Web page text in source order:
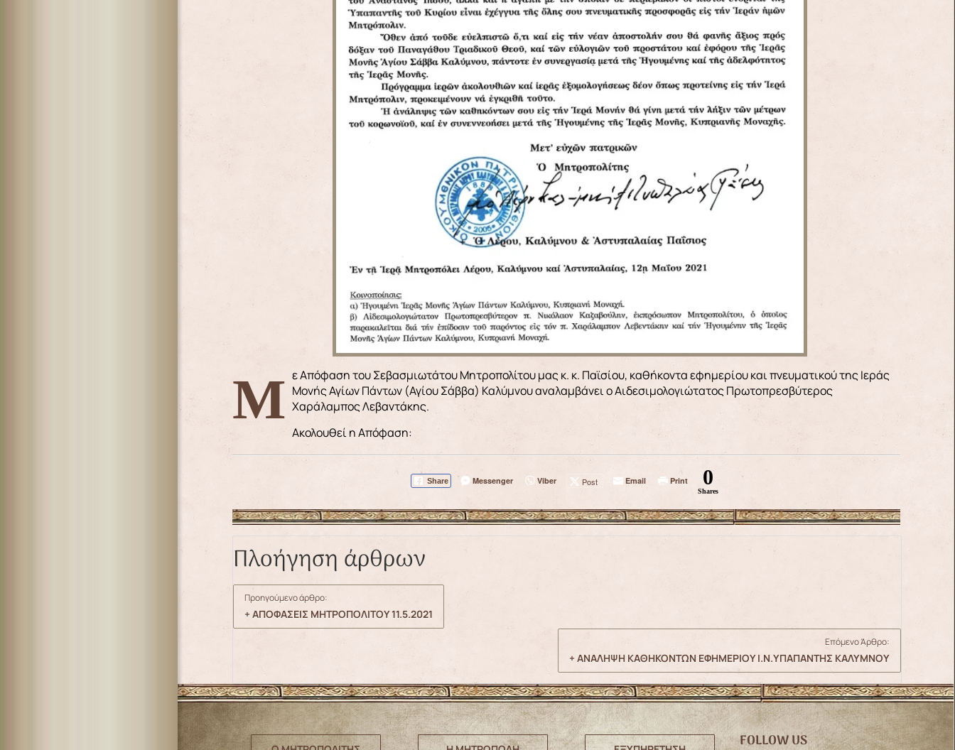
Με Απόφαση του Σεβασμιωτάτου Μητροπολίτου μας κ. κ. Παϊσίου, καθήκοντα εφημερίου και πνευματικού της Ιεράς Μονής Αγίων Πάντων (Αγίου Σάββα) Καλύμνου αναλαμβάνει ο Αιδεσιμολογιώτατος Πρωτοπρεσβύτερος
Χαράλαμπος Λεβαντάκης.
Ακολουθεί η Απόφαση:
Share Messenger Viber Post Email Print 0
Shares
Πλοήγηση άρθρων
Προηγούμενο άρθρο:
+ AΠΟΦΑΣΕΙΣ ΜΗΤΡΟΠΟΛΙΤΟΥ 11.5.2021
Επόμενο Άρθρο:
+ ΑΝΑΛΗΨΗ ΚΑΘΗΚΟΝΤΩΝ ΕΦΗΜΕΡΙΟΥ Ι.Ν.ΥΠΑΠΑΝΤΗΣ ΚΑΛΥΜΝΟΥ
FOLLOW US